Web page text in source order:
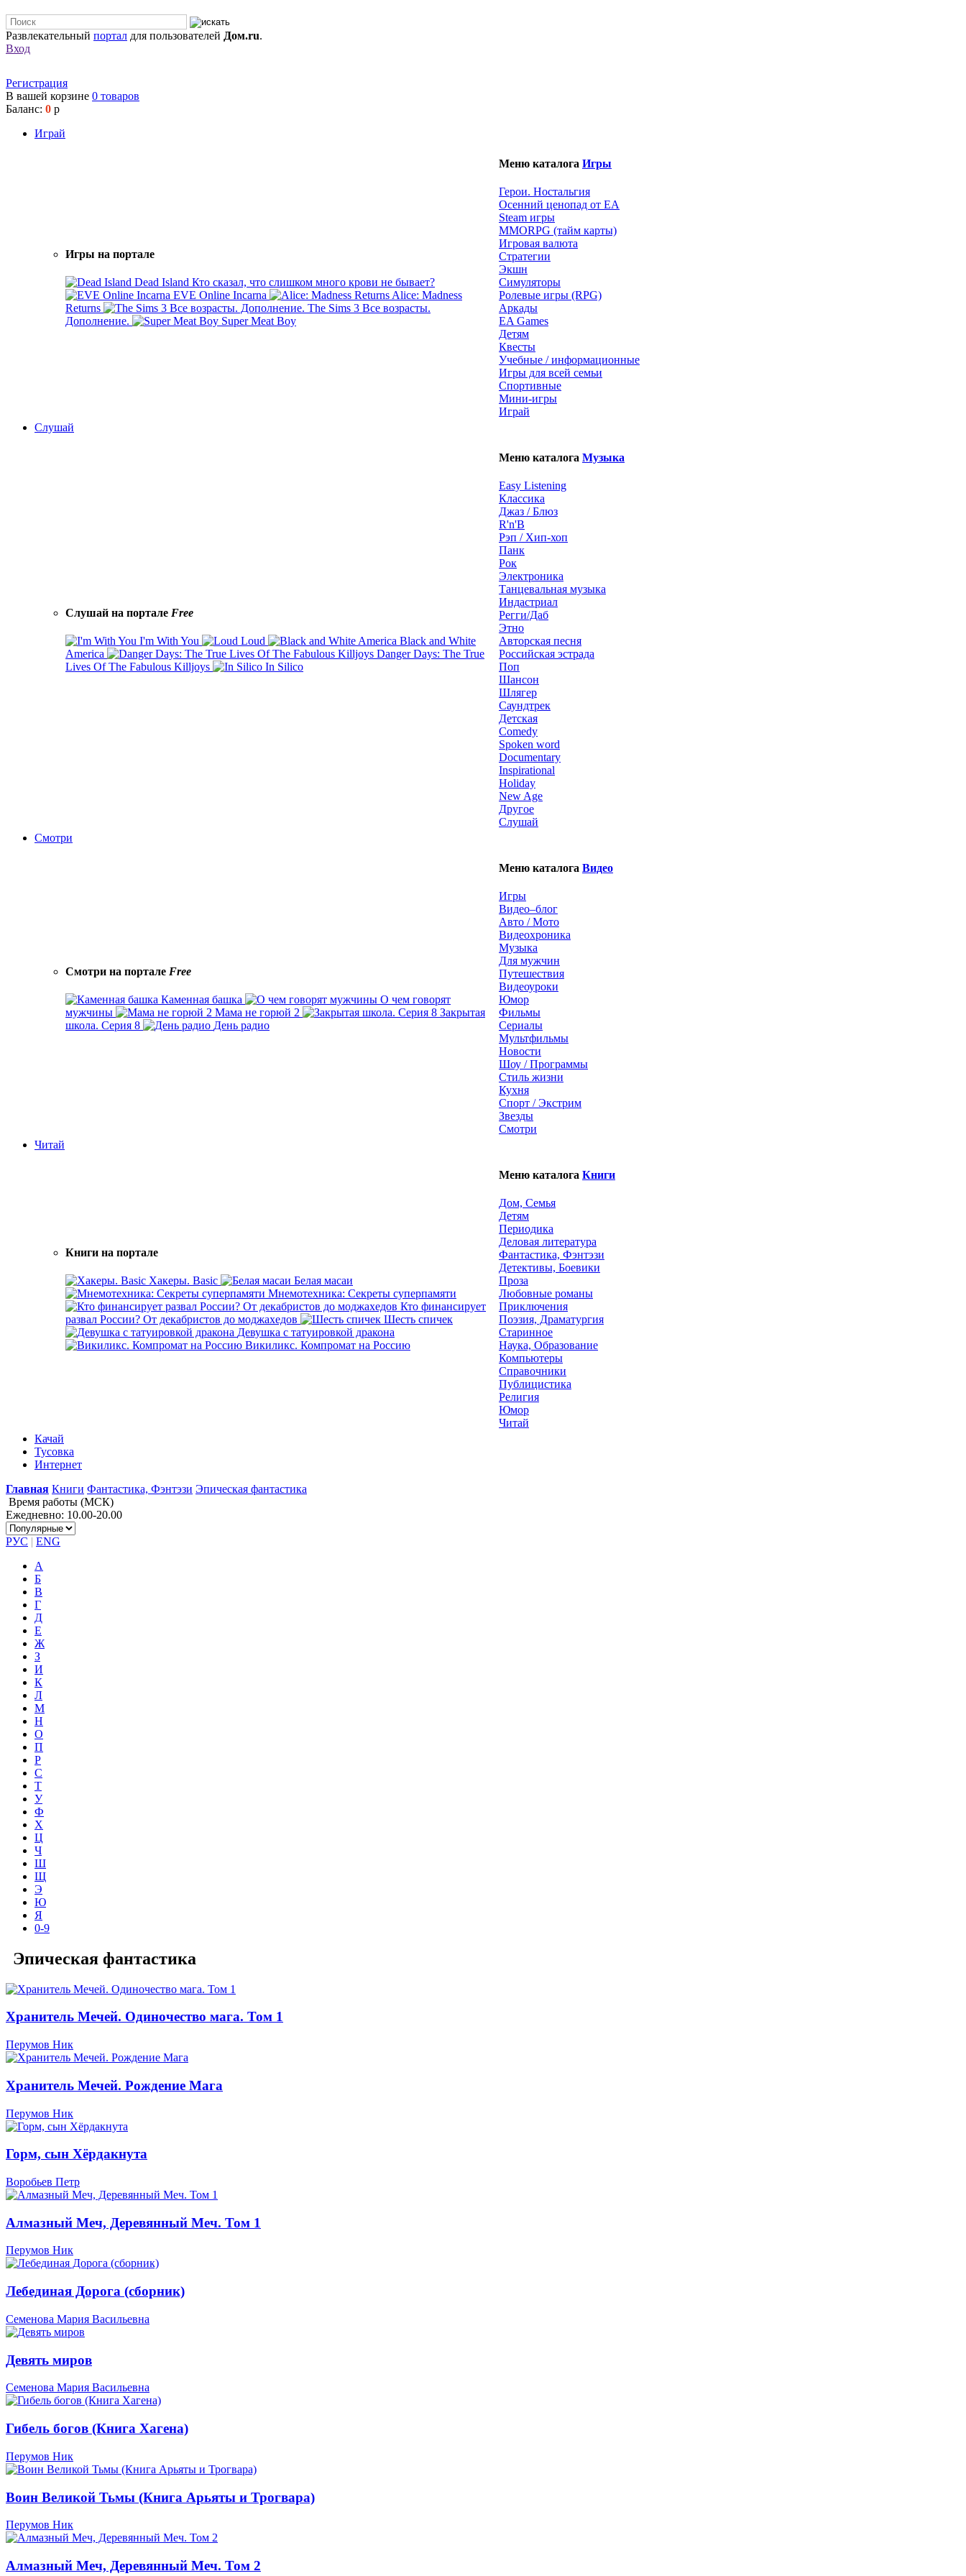
Развлекательный портал для пользователей Дом.ru.
Вход
Регистрация
В вашей корзине 0 товаров
Баланс: 0 р
Играй
Игры на портале
Dead Island Кто сказал, что слишком много крови не бывает?
EVE Online Incarna
Alice: Madness
Returns
The Sims 3 Все возрасты.
Дополнение.
Super Meat Boy
Меню каталога Игры
Герои. Ностальгия
Осенний ценопад от EA
Steam игры
MMORPG (тайм карты)
Игровая валюта
Стратегии
Экшн
Симуляторы
Ролевые игры (RPG)
Аркады
EA Games
Детям
Квесты
Учебные / информационные
Игры для всей семьи
Спортивные
Мини-игры
Играй
Слушай
Слушай на портале Free
I'm With You Loud
Black and White
America
Danger Days: The True
Lives Of The Fabulous Killjoys
In Silico
Меню каталога Музыка
Easy Listening
Классика
Джаз / Блюз
R'n'B
Рэп / Хип-хоп
Панк
Рок
Электроника
Танцевальная музыка
Индастриал
Регги/Даб
Этно
Авторская песня
Российская эстрада
Поп
Шансон
Шлягер
Саундтрек
Детская
Comedy
Spoken word
Documentary
Inspirational
Holiday
New Age
Другое
Слушай
Смотри
Смотри на портале Free
Каменная башка
О чем говорят
мужчины
Мама не горюй 2
Закрытая
школа. Серия 8
День радио
Меню каталога Видео
Игры
Видео–блог
Авто / Мото
Видеохроника
Музыка
Для мужчин
Путешествия
Видеоуроки
Юмор
Фильмы
Сериалы
Мультфильмы
Новости
Шоу / Программы
Стиль жизни
Кухня
Спорт / Экстрим
Звезды
Смотри
Читай
Книги на портале
Хакеры. Basic
Белая масаи
Мнемотехника: Секреты суперпамяти
Кто финансирует
развал России? От декабристов до моджахедов
Шесть спичек
Девушка с татуировкой дракона
Викиликс. Компромат на Россию
Меню каталога Книги
Дом, Семья
Детям
Периодика
Деловая литература
Фантастика, Фэнтэзи
Детективы, Боевики
Проза
Любовные романы
Приключения
Поэзия, Драматургия
Старинное
Наука, Образование
Компьютеры
Справочники
Публицистика
Религия
Юмор
Читай
Качай
Тусовка
Интернет
Главная Книги Фантастика, Фэнтэзи Эпическая фантастика
Время работы (МСК)
Ежедневно: 10.00-20.00
РУС | ENG
А
Б
В
Г
Д
Е
Ж
З
И
К
Л
М
Н
О
П
Р
С
Т
У
Ф
Х
Ц
Ч
Ш
Щ
Э
Ю
Я
0-9
Эпическая фантастика
Хранитель Мечей. Одиночество мага. Том 1
Перумов Ник
Хранитель Мечей. Рождение Мага
Перумов Ник
Горм, сын Хёрдакнута
Воробьев Петр
Алмазный Меч, Деревянный Меч. Том 1
Перумов Ник
Лебединая Дорога (сборник)
Семенова Мария Васильевна
Девять миров
Семенова Мария Васильевна
Гибель богов (Книга Хагена)
Перумов Ник
Воин Великой Тьмы (Книга Арьяты и Трогвара)
Перумов Ник
Алмазный Меч, Деревянный Меч. Том 2